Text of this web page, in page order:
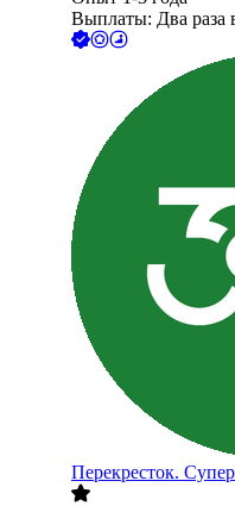
Выплаты: Два раза
Перекресток.